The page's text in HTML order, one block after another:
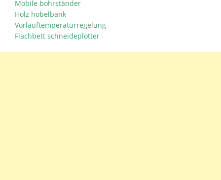
Mobile bohrständer
Holz hobelbank
Vorlauftemperaturregelung
Flachbett schneideplotter